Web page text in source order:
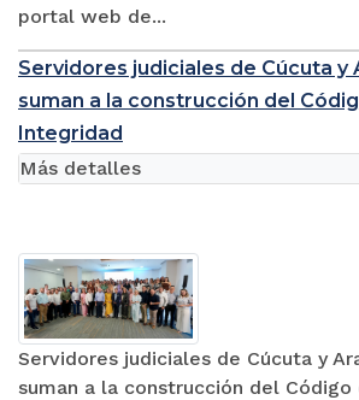
portal web de...
Servidores judiciales de Cúcuta y
suman a la construcción del
Integridad
Servidores judiciales de Cúcuta y
suman a la construcción del Código
Más detalles